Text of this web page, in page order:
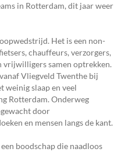
in Rotterdam, dit jaar weer
Het is een non-
chauffeurs, verzorgers,
vrijwilligers samen optrekken.
Vliegveld Twenthe bij
weinig slaap en veel
Rotterdam. Onderweg
door
en mensen langs de kant.
boodschap die naadloos